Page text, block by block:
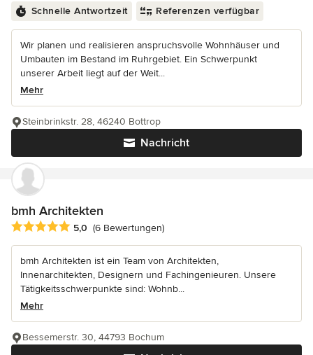
Schnelle Antwortzeit Referenzen verfügbar
Wir planen und realisieren anspruchsvolle Wohnhäuser und
Umbauten im Bestand im Ruhrgebiet. Ein Schwerpunkt
unserer Arbeit liegt auf der Weit...
Mehr
Nachricht
Steinbrinkstr. 28, 46240 Bottrop
bmh Architekten
Durchschnittliche Bewertung: 5 von 5 Sternen
5,0 (6 Bewertungen)
bmh Architekten ist ein Team von Architekten,
Innenarchitekten, Designern und Fachingenieuren. Unsere
Tätigkeitsschwerpunkte sind: Wohnb...
Mehr
Bessemerstr. 30, 44793 Bochum